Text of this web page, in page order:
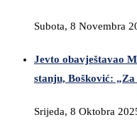
Subota, 8 Novembra
Jevto obavještavao
stanju, Bošković:
Srijeda, 8 Oktobra